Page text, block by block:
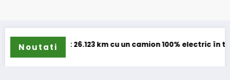
Noutati
26.123 km cu un camion 100% electric în transportProiectul